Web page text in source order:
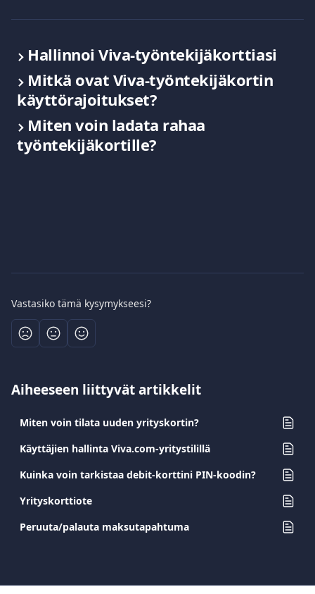
Hallinnoi Viva-työntekijäkorttiasi
Mitkä ovat Viva-työntekijäkortin
käyttörajoitukset?
Miten voin ladata rahaa
työntekijäkortille?
Vastasiko tämä kysymykseesi?
Aiheeseen liittyvät artikkelit
Miten voin tilata uuden yrityskortin?
Käyttäjien hallinta Viva.com-yritystilillä
Kuinka voin tarkistaa debit-korttini PIN-koodin?
Yrityskorttiote
Peruuta/palauta maksutapahtuma